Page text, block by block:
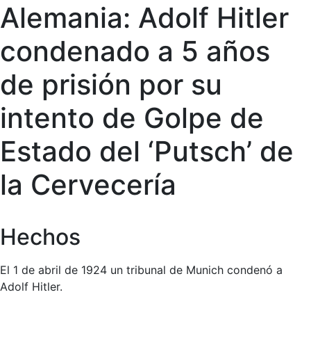
Alemania: Adolf Hitler
condenado a 5 años
de prisión por su
intento de Golpe de
Estado del ‘Putsch’ de
la Cervecería
Hechos
El 1 de abril de 1924 un tribunal de Munich condenó a
Adolf Hitler.